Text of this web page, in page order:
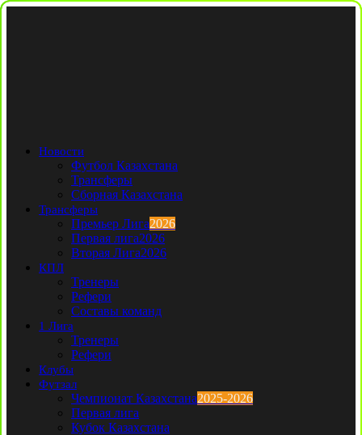
Новости
Футбол Казахстана
Трансферы
Сборная Казахстана
Трансферы
Премьер Лига2026
Первая лига2026
Вторая Лига2026
КПЛ
Тренеры
Рефери
Составы команд
1 Лига
Тренеры
Рефери
Клубы
Футзал
Чемпионат Казахстана2025-2026
Первая лига
Кубок Казахстана